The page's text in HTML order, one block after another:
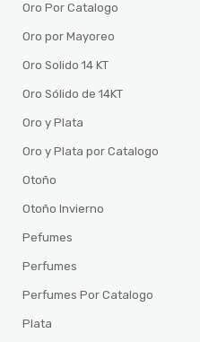
Oro Por Catalogo
Oro por Mayoreo
Oro Solido 14 KT
Oro Sólido de 14KT
Oro y Plata
Oro y Plata por Catalogo
Otoño
Otoño Invierno
Pefumes
Perfumes
Perfumes Por Catalogo
Plata